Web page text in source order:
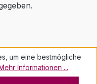
um eine bestmögliche
Informationen ...